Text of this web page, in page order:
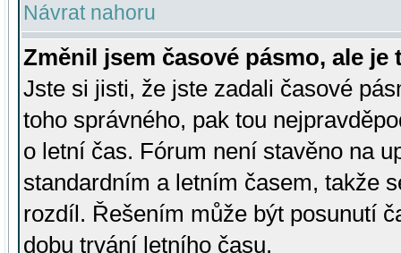
Návrat nahoru
Změnil jsem časové pásmo, ale je
Jste si jisti, že jste zadali časové
toho správného, pak tou
o letní čas. Fórum není stavěno na
standardním a letním časem, takže
rozdíl. Řešením může být posunutí
dobu trvání letního času.